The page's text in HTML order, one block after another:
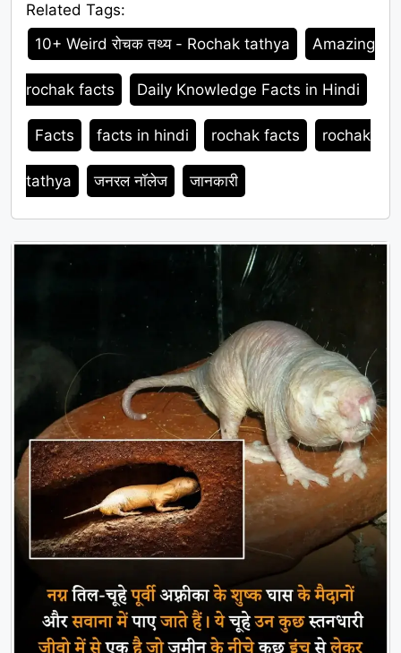
Related Tags:
Tags
10+ Weird रोचक तथ्य - Rochak tathya Amazing
rochak facts Daily Knowledge Facts in Hindi
Facts facts in hindi rochak facts rochak
tathya जनरल नॉलेज जानकारी